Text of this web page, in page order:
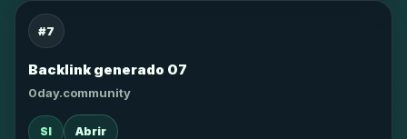
#7
Backlink generado 07
0day.community
SI Abrir